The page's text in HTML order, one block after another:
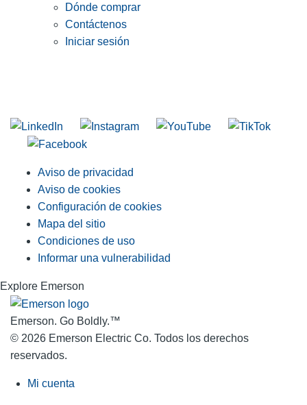
Dónde comprar
Contáctenos
Iniciar sesión
Aviso de privacidad
Aviso de cookies
Configuración de cookies
Mapa del sitio
Condiciones de uso
Informar una vulnerabilidad
Explore Emerson
Emerson. Go Boldly.™
© 2026 Emerson Electric Co. Todos los derechos
reservados.
Mi cuenta